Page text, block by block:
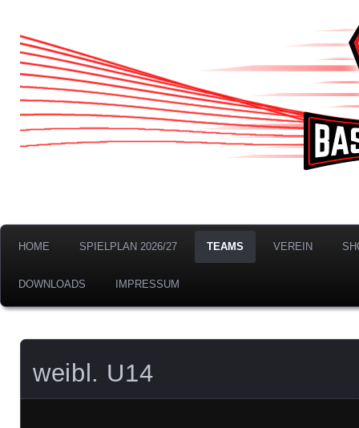
BTS Neustadt
HOME SPIELPLAN 2026/27 TEAMS VEREIN
DOWNLOADS IMPRESSUM
weibl. U14